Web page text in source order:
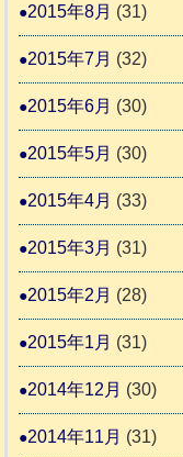
2015年8月 (31)
2015年7月 (32)
2015年6月 (30)
2015年5月 (30)
2015年4月 (33)
2015年3月 (31)
2015年2月 (28)
2015年1月 (31)
2014年12月 (30)
2014年11月 (31)